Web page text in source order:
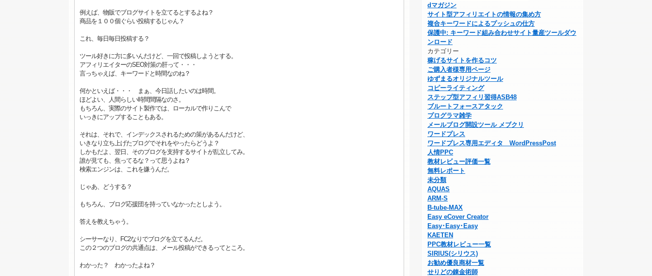
例えば、物販でブログサイトを立てるとするよね？
商品を１００個ぐらい投稿するじゃん？
これ、毎日毎日投稿する？
ツール好きに方に多いんだけど、一回で投稿しようとする。
アフィリエイターのSEO対策の肝って・・・
言っちゃえば、キーワードと時間なのね？
何かといえば・・・ まぁ、今日話したいのは時間。
ほどよい、人間らしい時間間隔なのさ。
もちろん、実際のサイト製作では、ローカルで作りこんで
いっきにアップすることもある。
それは、それで、インデックスされるための策があるんだけど、
いきなり立ち上げたブログでそれをやったらどうよ？
しかもだよ、翌日、そのブログを支持するサイトが乱立してみ。
誰が見ても、焦ってるな？って思うよね？
検索エンジンは、これを嫌うんだ。
じゃあ、どうする？
もちろん、ブログ応援団を持っていなかったとしよう。
答えを教えちゃう。
シーサーなり、FC2なりでブログを立てるんだ。
この２つのブログの共通点は、メール投稿ができるってところ。
わかった？ わかったよね？
dマガジン
サイト型アフィリエイトの情報の集め方
複合キーワードによるプッシュの仕方
保護中: キーワード組み合わせサイト量産ツールダウ
ンロード
カテゴリー
稼げるサイトを作るコツ
ご購入者様専用ページ
ゆずまるオリジナルツール
コピーライティング
ステップ型アフィリ習得ASB48
ブルートフォースアタック
プログラマ雑学
メールブログ開設ツール メブクリ
ワードプレス
ワードプレス専用エディタ WordPressPost
人情PPC
教材レビュー評価一覧
無料レポート
未分類
AQUAS
ARM-S
B-tube-MAX
Easy eCover Creator
Easy･Easy･Easy
KAETEN
PPC教材レビュー一覧
SIRIUS(シリウス)
お勧め優良商材一覧
せりどの錬金術師